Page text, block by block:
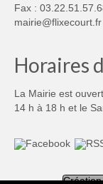
Fax :
mairie@flixecourt.fr
Horaires
La Mairie est
14 h à 18 h et le